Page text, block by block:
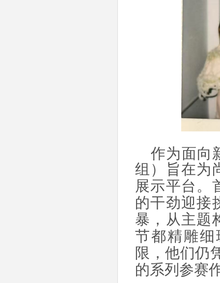
作为面向
组 ）旨在为
展示平台。
的干劲迎接
暴，从主题
节都精雕
限，他们仍
的系列参赛